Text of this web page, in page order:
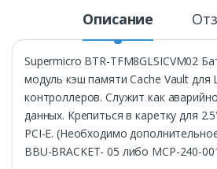
Описание
Supermicro BTR-TFM8GLSICVM02
модуль кэш памяти Cache Vault для
контроллеров. Служит как
данных. Крепиться в каретку для
PCI-E. (Необходимо
BBU-BRACKET- 05 либо MCP-240-